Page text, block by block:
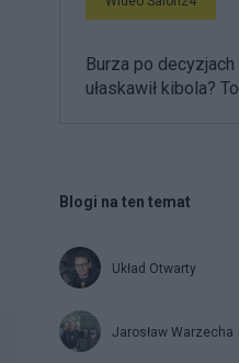
Burza po
ułaskawił kibola?
Blogi na ten temat
Układ Otwarty
Jarosław Warzecha